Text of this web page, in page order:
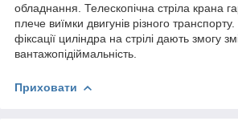
обладнання. Телескопічна стріла крана
плече виїмки двигунів різного
фіксації циліндра на стрілі дають змогу
вантажопідіймальність.
Приховати